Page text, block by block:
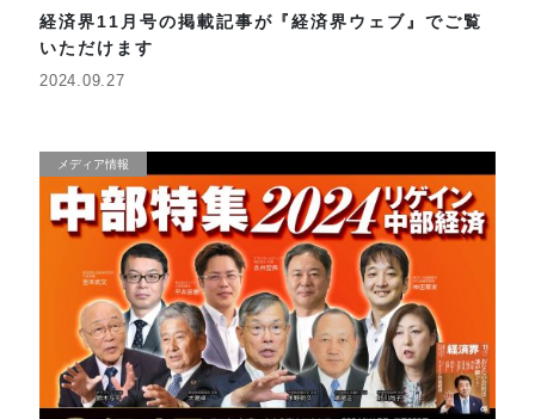
経済界11月号の掲載記事が『経済界ウェブ』でご覧
いただけます
2024.09.27
メディア情報